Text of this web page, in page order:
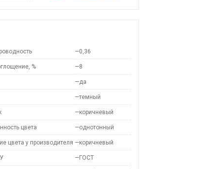
—0,36
% —8
—да
—темный
—коричневый
цвета —однотонный
цвета у производителя —коричневый
—ГОСТ